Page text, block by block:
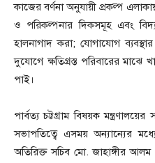
কাজের বর্ণনা অনুযায়ী প্রকল্প
ও পরিকল্পনার দিকসমূহ এবং
হালনাগাদ করা; যোগাযোগ
দুযোগে ক্ষতিগ্রস্ত পরিবারের মাঝে
পাই।
পার্বত্য চট্টগ্রাম বিষয়ক
সভাপতিত্বে এসময় অন্যান্যের মধ্যে
অতিরিক্ত সচিব মো. জাহাঙ্গীর